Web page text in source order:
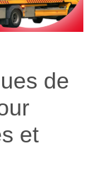
de
et